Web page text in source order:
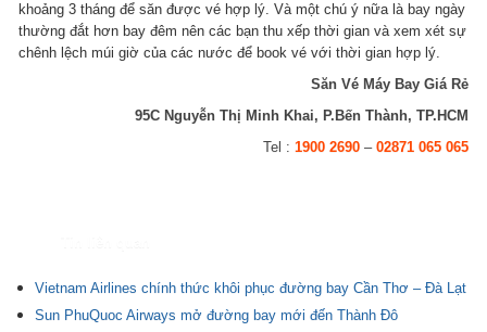
khoảng 3 tháng để săn được vé hợp lý. Và một chú ý nữa là bay ngày
thường đắt hơn bay đêm nên các bạn thu xếp thời gian và xem xét sự
chênh lệch múi giờ của các nước để book vé với thời gian hợp lý.
Săn Vé Máy Bay Giá Rẻ
95C Nguyễn Thị Minh Khai, P.Bến Thành, TP.HCM
Tel : 1900 2690– 02871 065 065
Vietnam Airlines chính thức khôi phục đường bay Cần Thơ – Đà Lạt
Sun PhuQuoc Airways mở đường bay mới đến Thành Đô